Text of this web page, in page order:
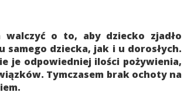
o to, aby dziecko zjadło
dziecka, jak i u dorosłych.
je odpowiedniej ilości pożywienia,
Tymczasem brak ochoty na